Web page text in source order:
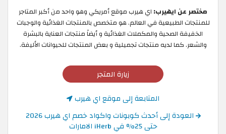
مختصر عن ايهيرب: اي هيرب موقع أمريكي وهو واحد من أكبر المتاجر
للمنتجات الطبيعية في العالم. هو متخصص بالمنتجات الغذائية والوجبات
الخفيفة الصحية والمكملات الغذائية و أيضاً منتجات العناية بالبشرة
والشعر. كما لديه منتجات تجميلية و بعض المنتجات للحيوانات الأليفة.
زيارة المتجر
المتابعة إلى موقع اي هيرب
العودة إلى أحدث كوبونات واكواد خصم اي هيرب 2026
حتى 25% في iHerb الامارات